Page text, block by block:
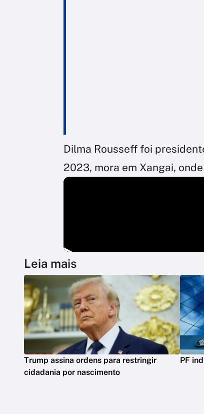
Dilma Rousseff foi
2023, mora em Xangai,
Leia mais
Trump assina ordens para restringir
cidadania por nascimento
PF